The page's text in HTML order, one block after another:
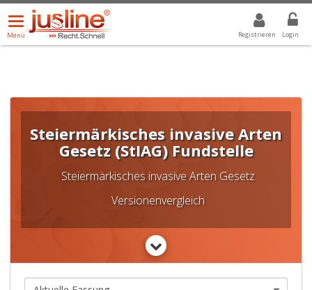
Registrieren Login
Menü
öffnen/schließen
Menü
ALLE DROPDOWN: GEWÄHLTER WERT IST ALLE
Steiermärkisches invasive Arten
Gesetz (StIAG) Fundstelle
Steiermärkisches invasive Arten Gesetz
Versionenvergleich